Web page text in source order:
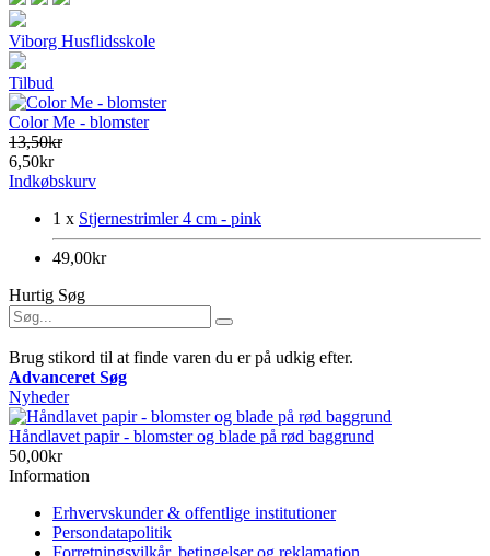
Viborg Husflidsskole
Tilbud
Color Me - blomster
13,50kr
6,50kr
Indkøbskurv
1 x Stjernestrimler 4 cm - pink
49,00kr
Hurtig Søg
Brug stikord til at finde varen du er på udkig efter.
Advanceret Søg
Nyheder
Håndlavet papir - blomster og blade på rød baggrund
50,00kr
Information
Erhvervskunder & offentlige institutioner
Persondatapolitik
Forretningsvilkår, betingelser og reklamation